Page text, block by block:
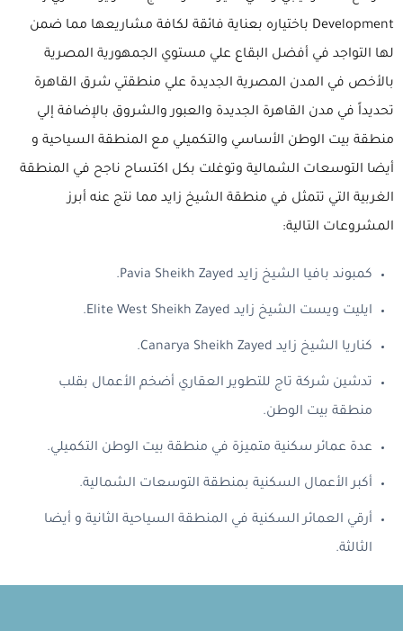
Development باختياره بعناية فائقة لكافة مشاريعها مما ضمن
لها التواجد في أفضل البقاع علي مستوي الجمهورية المصرية
بالأخص في المدن المصرية الجديدة علي منطقتي شرق القاهرة
تحديداً في مدن القاهرة الجديدة والعبور والشروق بالإضافة إلي
منطقة بيت الوطن الأساسي والتكميلي مع المنطقة السياحية و
أيضا التوسعات الشمالية وتوغلت بكل اكتساح ناجح في المنطقة
الغربية التي تتمثل في منطقة الشيخ زايد مما نتج عنه أبرز
المشروعات التالية:
كمبوند بافيا الشيخ زايد Pavia Sheikh Zayed.
ايليت ويست الشيخ زايد Elite West Sheikh Zayed.
كناريا الشيخ زايد Canarya Sheikh Zayed.
تدشين شركة تاج للتطوير العقاري أضخم الأعمال بقلب
منطقة بيت الوطن.
عدة عمائر سكنية متميزة في منطقة بيت الوطن التكميلي.
أكبر الأعمال السكنية بمنطقة التوسعات الشمالية.
أرقي العمائر السكنية في المنطقة السياحية الثانية و أيضا
الثالثة.